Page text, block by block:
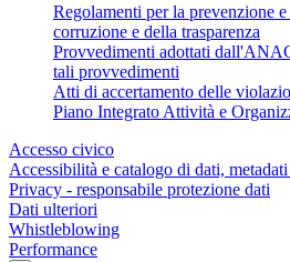
Regolamenti per la prevenzione
corruzione e della trasparenza
Provvedimenti adottati
tali provvedimenti
Atti di accertamento delle
Piano Integrato Attività e
Accesso civico
Accessibilità e catalogo di dati,
Privacy - responsabile protezione dati
Dati ulteriori
Whistleblowing
Performance